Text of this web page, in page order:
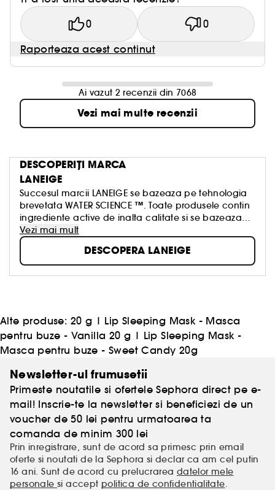
0 0
Raporteaza acest continut
Ai vazut 2 recenzii din 7068
Vezi mai multe recenzii
DESCOPERIȚI MARCA
LANEIGE
Succesul marcii LANEIGE se bazeaza pe tehnologia
brevetata WATER SCIENCE ™. Toate produsele contin
ingrediente active de inalta calitate si se bazeaza
pe formule brevetate. Bariera pielii devine mai slaba
in timp. Expertii de la LANEIGE sunt convinsi ca o
bariera slabita a pielii afecteaza nu numai aspectul,
dar poate provoca și multe alte probleme. Un rol
cheie in intarirea barierei de protectie a pielii este
perfectionata si este acum o parte integranta a
fiecarui produs LANEIGE. Trezeste la viata
splendoarea naturala a pielii tale cu linia inovatoare
LANEIGE!
Vezi mai mult
DESCOPERA LANEIGE
Alte produse: 20 g | Lip Sleeping Mask - Masca
pentru buze - Vanilla 20 g | Lip Sleeping Mask -
Masca pentru buze - Sweet Candy 20g
Newsletter-ul frumusetii
Primeste noutatile si ofertele Sephora direct pe e-
mail! Inscrie-te la newsletter si beneficiezi de un
voucher de 50 lei pentru urmatoarea ta
comanda de minim 300 lei
Prin inregistrare, sunt de acord sa primesc prin email
oferte si noutati de la Sephora si declar ca am cel putin
16 ani. Sunt de acord cu prelucrarea datelor mele
personalesi accept politica de confidentialitate.